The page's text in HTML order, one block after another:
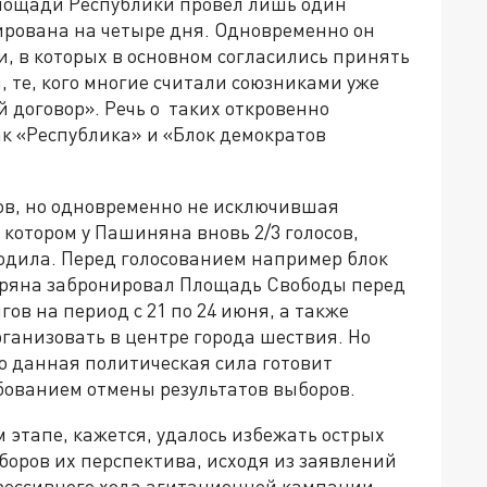
на четыре дня. Одновременно он
в которых в основном согласились принять
кого многие считали союзниками уже
Речь о таких откровенно
«Республика» и «Блок демократов
но одновременно не исключившая
у Пашиняна вновь 2/3 голосов,
Перед голосованием например блок
забронировал Площадь Свободы перед
на период с 21 по 24 июня, а также
в центре города шествия. Но
политическая сила готовит
отмены результатов выборов.
кажется, удалось избежать острых
их перспектива, исходя из заявлений